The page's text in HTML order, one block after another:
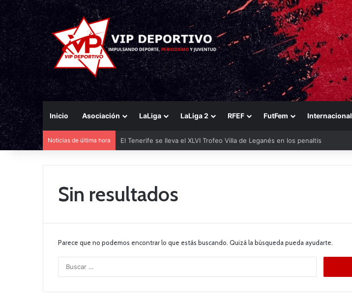
Inicio Asociación LaLiga LaLiga 2 RFEF FutFem Internacional
Noticias de última hora El Tenerife se lleva el XLVI Trofeo Villa de Leganés en los penaltis
Sin resultados
Parece que no podemos encontrar lo que estás buscando. Quizá la búsqueda pueda ayudarte.
c